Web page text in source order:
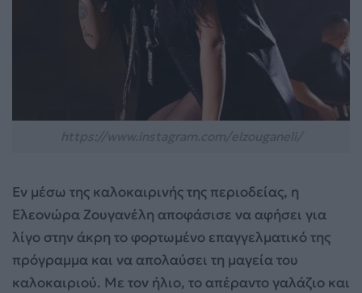
Εν μέσω της καλοκαιρινής της περιοδείας, η
Ελεονώρα Ζουγανέλη αποφάσισε να αφήσει για
λίγο στην άκρη το φορτωμένο επαγγελματικό της
πρόγραμμα και να απολαύσει τη μαγεία του
καλοκαιριού. Με τον ήλιο, το απέραντο γαλάζιο και